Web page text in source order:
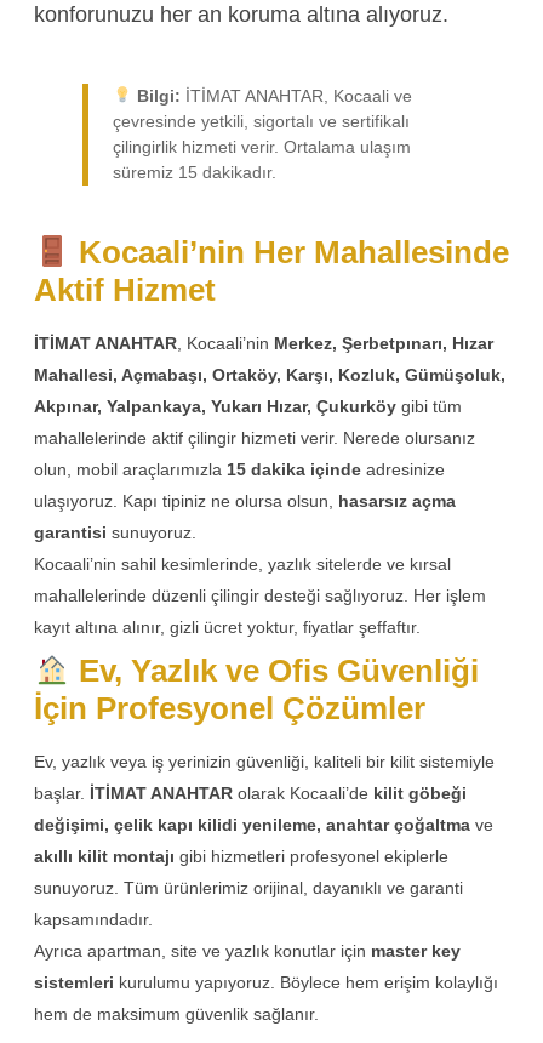
konforunuzu her an koruma altına alıyoruz.
Bilgi: İTİMAT ANAHTAR, Kocaali ve
çevresinde yetkili, sigortalı ve sertifikalı
çilingirlik hizmeti verir. Ortalama ulaşım
süremiz 15 dakikadır.
Kocaali’nin Her Mahallesinde
Aktif Hizmet
İTİMAT ANAHTAR , Kocaali’nin Merkez, Şerbetpınarı, Hızar
Mahallesi, Açmabaşı, Ortaköy, Karşı, Kozluk, Gümüşoluk,
Akpınar, Yalpankaya, Yukarı Hızar, Çukurköy gibi tüm
mahallelerinde aktif çilingir hizmeti verir. Nerede olursanız
olun, mobil araçlarımızla 15 dakika içinde adresinize
ulaşıyoruz. Kapı tipiniz ne olursa olsun, hasarsız açma
garantisi sunuyoruz.
Kocaali’nin sahil kesimlerinde, yazlık sitelerde ve kırsal
mahallelerinde düzenli çilingir desteği sağlıyoruz. Her işlem
kayıt altına alınır, gizli ücret yoktur, fiyatlar şeffaftır.
Ev, Yazlık ve Ofis Güvenliği
İçin Profesyonel Çözümler
Ev, yazlık veya iş yerinizin güvenliği, kaliteli bir kilit sistemiyle
başlar. İTİMAT ANAHTAR olarak Kocaali’de kilit göbeği
değişimi, çelik kapı kilidi yenileme, anahtar çoğaltma ve
akıllı kilit montajı gibi hizmetleri profesyonel ekiplerle
sunuyoruz. Tüm ürünlerimiz orijinal, dayanıklı ve garanti
kapsamındadır.
Ayrıca apartman, site ve yazlık konutlar için master key
sistemleri kurulumu yapıyoruz. Böylece hem erişim kolaylığı
hem de maksimum güvenlik sağlanır.